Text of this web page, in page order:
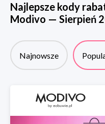
Najlepsze kody
Modivo — Sierpień
Najnowsze